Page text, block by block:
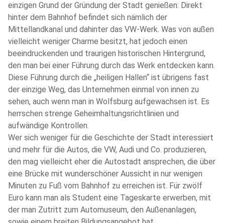
einzigen Grund der Gründung der Stadt genießen: Direkt
hinter dem Bahnhof befindet sich nämlich der
Mittellandkanal und dahinter das VW-Werk. Was von außen
vielleicht weniger Charme besitzt, hat jedoch einen
beeindruckenden und traurigen historischen Hintergrund,
den man bei einer Führung durch das Werk entdecken kann.
Diese Führung durch die „heiligen Hallen“ ist übrigens fast
der einzige Weg, das Unternehmen einmal von innen zu
sehen, auch wenn man in Wolfsburg aufgewachsen ist. Es
herrschen strenge Geheimhaltungsrichtlinien und
aufwändige Kontrollen.
Wer sich weniger für die Geschichte der Stadt interessiert
und mehr für die Autos, die VW, Audi und Co. produzieren,
den mag vielleicht eher die Autostadt ansprechen, die über
eine Brücke mit wunderschöner Aussicht in nur wenigen
Minuten zu Fuß vom Bahnhof zu erreichen ist. Für zwölf
Euro kann man als Student eine Tageskarte erwerben, mit
der man Zutritt zum Automuseum, den Außenanlagen,